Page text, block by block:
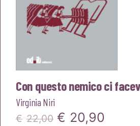
Con questo nemico ci
Virginia Niri
€ 22,00 Il
€ 20,90